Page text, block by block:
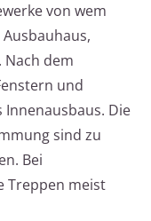
von wem
dem
und
Die
sind zu
Bei
Treppen meist